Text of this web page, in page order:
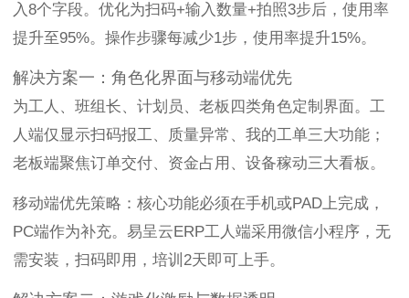
入8个字段。优化为扫码+输入数量+拍照3步后，使用率
提升至95%。操作步骤每减少1步，使用率提升15%。
解决方案一：角色化界面与移动端优先
为工人、班组长、计划员、老板四类角色定制界面。工
人端仅显示扫码报工、质量异常、我的工单三大功能；
老板端聚焦订单交付、资金占用、设备稼动三大看板。
移动端优先策略：核心功能必须在手机或PAD上完成，
PC端作为补充。易呈云ERP工人端采用微信小程序，无
需安装，扫码即用，培训2天即可上手。